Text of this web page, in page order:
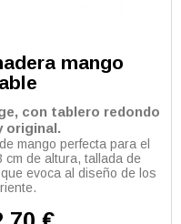
mango
con tablero redondo
original.
mango perfecta para el
cm de altura, tallada de
evoca al diseño de los